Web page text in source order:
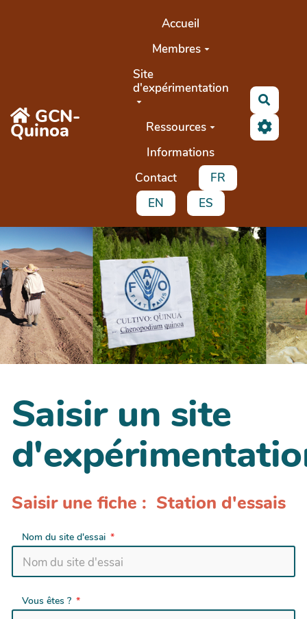
GCN-
Quinoa
Accueil
Membres
Site
d'expérimentation
Ressources
Informations
Contact
FR
EN
ES
Saisir un site
Saisir une fiche : Station d'essais
Nom du site d'essai
Vous êtes ?